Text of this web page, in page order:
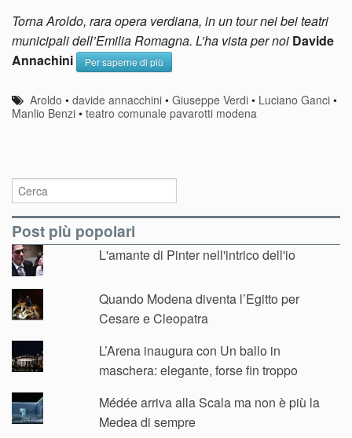
Torna Aroldo, rara opera verdiana, in un tour nei bei teatri
municipali dell’Emilia Romagna. L’ha vista per noi Davide
Annachini
Per saperne di più
Aroldo •davide annacchini •Giuseppe Verdi • Luciano Ganci •
Manlio Benzi • teatro comunale pavarotti modena
Post più popolari
L'amante di Pinter nell'intrico dell'io
Quando Modena diventa l’Egitto per
Cesare e Cleopatra
L’Arena inaugura con Un ballo in
maschera: elegante, forse fin troppo
Médée arriva alla Scala ma non è più la
Medea di sempre